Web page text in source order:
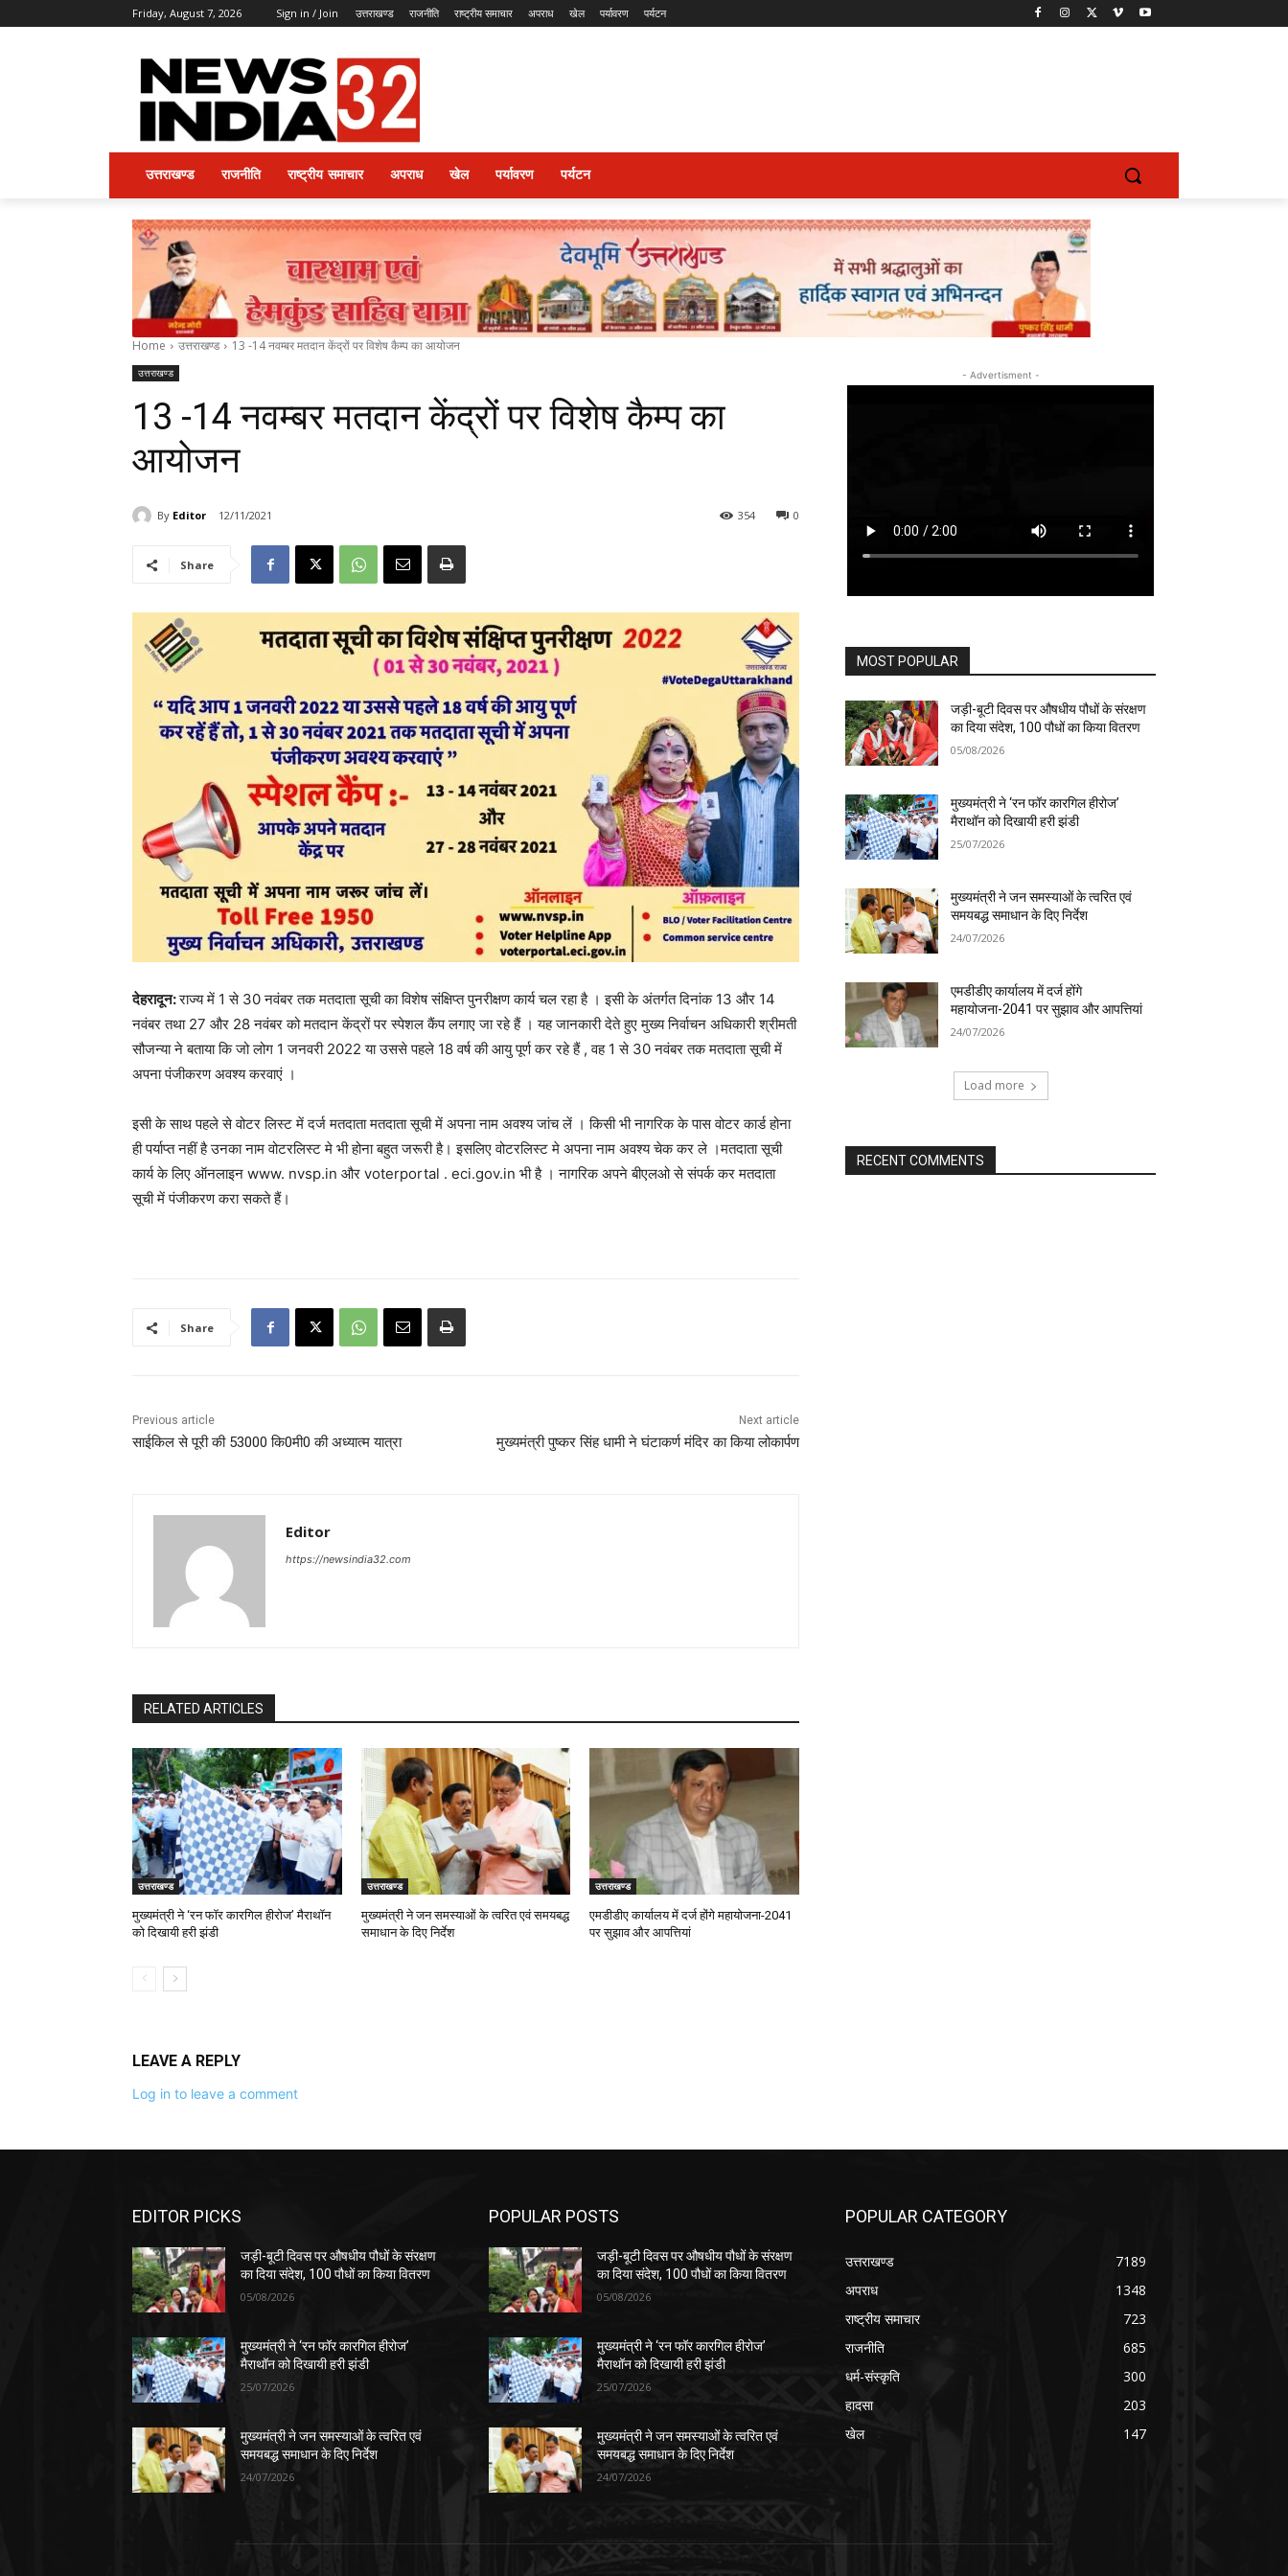
Friday, August 7, 2026 Sign in / Join उत्तराखण्ड राजनीति राष्ट्रीय समाचार अपराध खेल पर्यावरण पर्यटन
उत्तराखण्ड राजनीति राष्ट्रीय समाचार अपराध खेल पर्यावरण पर्यटन
Home उत्तराखण्ड 13 -14 नवम्बर मतदान केंद्रों पर विशेष कैम्प का आयोजन
उत्तराखण्ड
13 -14 नवम्बर मतदान केंद्रों पर विशेष कैम्प का
आयोजन
By Editor 12/11/2021 0
354
Share
देहरादून:राज्य में 1 से 30 नवंबर तक मतदाता सूची का विशेष संक्षिप्त पुनरीक्षण कार्य चल रहा है । इसी के अंतर्गत दिनांक 13 और 14
नवंबर तथा 27 और 28 नवंबर को मतदान केंद्रों पर स्पेशल कैंप लगाए जा रहे हैं । यह जानकारी देते हुए मुख्य निर्वाचन अधिकारी श्रीमती
सौजन्या ने बताया कि जो लोग 1 जनवरी 2022 या उससे पहले 18 वर्ष की आयु पूर्ण कर रहे हैं , वह 1 से 30 नवंबर तक मतदाता सूची में
अपना पंजीकरण अवश्य करवाएं ।
इसी के साथ पहले से वोटर लिस्ट में दर्ज मतदाता मतदाता सूची में अपना नाम अवश्य जांच लें । किसी भी नागरिक के पास वोटर कार्ड होना
ही पर्याप्त नहीं है उनका नाम वोटरलिस्ट मे भी होना बहुत जरूरी है। इसलिए वोटरलिस्ट मे अपना नाम अवश्य चेक कर ले ।मतदाता सूची
कार्य के लिए ऑनलाइन www. nvsp.in और voterportal . eci.gov.in भी है । नागरिक अपने बीएलओ से संपर्क कर मतदाता
सूची में पंजीकरण करा सकते हैं।
Share
Previous article
साईकिल से पूरी की 53000 कि0मी0 की अध्यात्म यात्रा
Next article
मुख्यमंत्री पुष्कर सिंह धामी ने घंटाकर्ण मंदिर का किया लोकार्पण
Editor
https://newsindia32.com
RELATED ARTICLES
उत्तराखण्ड
मुख्यमंत्री ने ‘रन फॉर कारगिल हीरोज’ मैराथॉन
को दिखायी हरी झंडी
उत्तराखण्ड
मुख्यमंत्री ने जन समस्याओं के त्वरित एवं समयबद्ध
समाधान के दिए निर्देश
उत्तराखण्ड
एमडीडीए कार्यालय में दर्ज होंगे महायोजना-2041
पर सुझाव और आपत्तियां
LEAVE A REPLY
Log in to leave a comment
- Advertisment -
MOST POPULAR
जड़ी-बूटी दिवस पर औषधीय पौधों के संरक्षण
का दिया संदेश, 100 पौधों का किया वितरण
05/08/2026
मुख्यमंत्री ने ‘रन फॉर कारगिल हीरोज’
मैराथॉन को दिखायी हरी झंडी
25/07/2026
मुख्यमंत्री ने जन समस्याओं के त्वरित एवं
समयबद्ध समाधान के दिए निर्देश
24/07/2026
एमडीडीए कार्यालय में दर्ज होंगे
महायोजना-2041 पर सुझाव और आपत्तियां
24/07/2026
Load more
RECENT COMMENTS
EDITOR PICKS
जड़ी-बूटी दिवस पर औषधीय पौधों के संरक्षण
का दिया संदेश, 100 पौधों का किया वितरण
05/08/2026
मुख्यमंत्री ने ‘रन फॉर कारगिल हीरोज’
मैराथॉन को दिखायी हरी झंडी
25/07/2026
मुख्यमंत्री ने जन समस्याओं के त्वरित एवं
समयबद्ध समाधान के दिए निर्देश
24/07/2026
POPULAR POSTS
जड़ी-बूटी दिवस पर औषधीय पौधों के संरक्षण
का दिया संदेश, 100 पौधों का किया वितरण
05/08/2026
मुख्यमंत्री ने ‘रन फॉर कारगिल हीरोज’
मैराथॉन को दिखायी हरी झंडी
25/07/2026
मुख्यमंत्री ने जन समस्याओं के त्वरित एवं
समयबद्ध समाधान के दिए निर्देश
24/07/2026
POPULAR CATEGORY
उत्तराखण्ड
7189
अपराध
1348
राष्ट्रीय समाचार
723
राजनीति
685
धर्म-संस्कृति
300
हादसा
203
खेल
147